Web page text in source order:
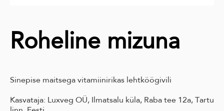
Roheline mizuna
Sinepise maitsega vitamiinirikas lehtköögivili
Kasvataja: Luxveg OÜ, Ilmatsalu küla, Raba tee 12a, Tartu